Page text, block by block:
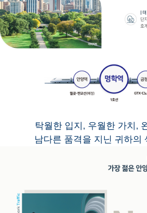
탁월한 입지, 우월한 가치,
남다른 품격을 지닌 귀하의